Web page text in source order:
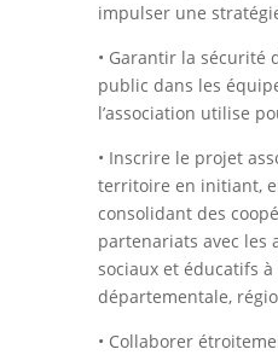
impulser une
• Garantir la sécurité
public dans les
l’association utilise
• Inscrire le projet
territoire en initiant,
consolidant des
partenariats avec les
sociaux et éducatifs à
départementale,
• Collaborer